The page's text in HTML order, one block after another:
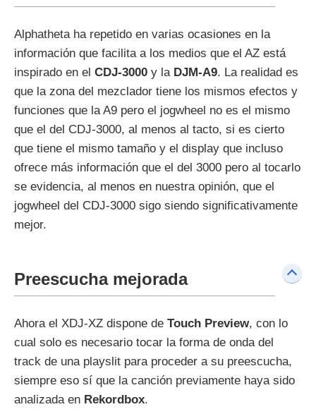
Alphatheta ha repetido en varias ocasiones en la
información que facilita a los medios que el AZ está
inspirado en el CDJ-3000 y la DJM-A9. La realidad es
que la zona del mezclador tiene los mismos efectos y
funciones que la A9 pero el jogwheel no es el mismo
que el del CDJ-3000, al menos al tacto, si es cierto
que tiene el mismo tamaño y el display que incluso
ofrece más información que el del 3000 pero al tocarlo
se evidencia, al menos en nuestra opinión, que el
jogwheel del CDJ-3000 sigo siendo significativamente
mejor.
Preescucha mejorada
Ahora el XDJ-XZ dispone de Touch Preview, con lo
cual solo es necesario tocar la forma de onda del
track de una playslit para proceder a su preescucha,
siempre eso sí que la canción previamente haya sido
analizada en Rekordbox.